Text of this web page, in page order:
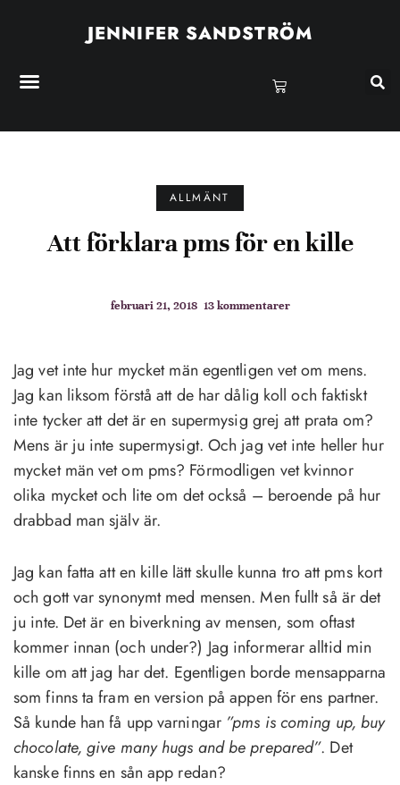
JENNIFER SANDSTRÖM
ALLMÄNT
Att förklara pms för en kille
februari 21, 2018 13 kommentarer
Jag vet inte hur mycket män egentligen vet om mens.
Jag kan liksom förstå att de har dålig koll och faktiskt
inte tycker att det är en supermysig grej att prata om?
Mens är ju inte supermysigt. Och jag vet inte heller hur
mycket män vet om pms? Förmodligen vet kvinnor
olika mycket och lite om det också – beroende på hur
drabbad man själv är.
Jag kan fatta att en kille lätt skulle kunna tro att pms kort
och gott var synonymt med mensen. Men fullt så är det
ju inte. Det är en biverkning av mensen, som oftast
kommer innan (och under?) Jag informerar alltid min
kille om att jag har det. Egentligen borde mensapparna
som finns ta fram en version på appen för ens partner.
Så kunde han få upp varningar”pms is coming up, buy
chocolate, give many hugs and be prepared”. Det
kanske finns en sån app redan?